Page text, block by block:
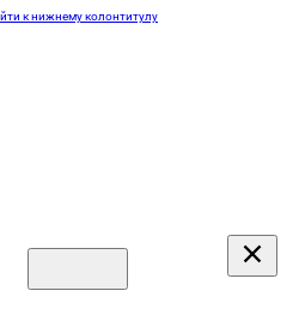
к нижнему колонтитулу